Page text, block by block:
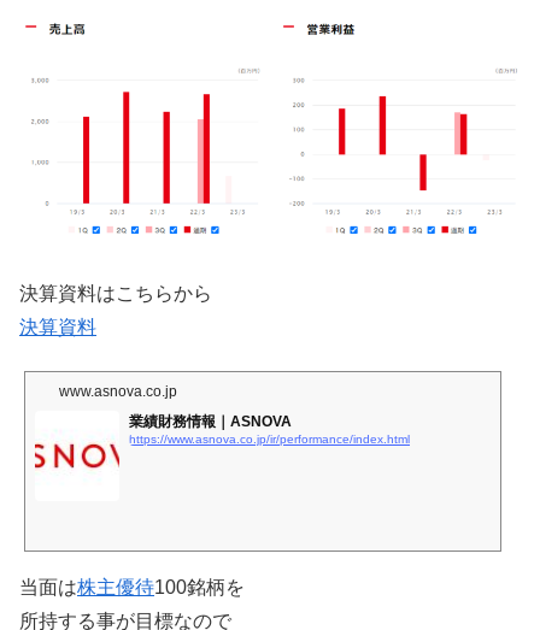
決算資料はこちらから
決算資料
www.asnova.co.jp
業績財務情報｜ASNOVA
https://www.asnova.co.jp/ir/performance/index.html
当面は株主優待100銘柄を
所持する事が目標なので